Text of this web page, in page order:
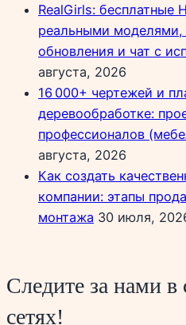
RealGirls: бесплатные
реальными моделями,
обновления и чат с
августа, 2026
16 000+ чертежей и
деревообработке:
профессионалов
августа, 2026
Как создать
компании: этапы
монтажа 30 июля,
Следите за нами
сетях!